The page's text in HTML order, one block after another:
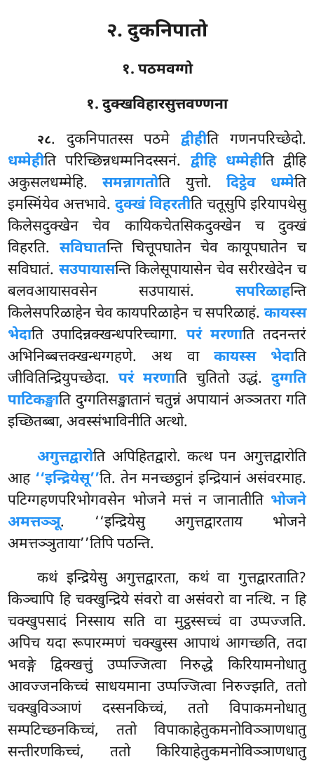
२. दुकनिपातो
१. पठमवग्गो
१. दुक्खविहारसुत्तवण्णना
२८. दुकनिपातस्सपठमेद्वीहीति गणनपरिच्छेदो.
धम्मेहीति परिच्छिन्नधम्मनिदस्सनं. द्वीहि धम्मेहीति द्वीहि
अकुसलधम्मेहि.समन्नागतोति युत्तो. दिट्ठेव धम्मेति
इमस्मिंयेव अत्तभावे.दुक्खं विहरतीति चतूसुपि इरियापथेसु
किलेसदुक्खेन चेव कायिकचेतसिकदुक्खेन च दुक्खं
विहरति. सविघातन्ति चित्तूपघातेन चेव कायूपघातेन च
सविघातं. सउपायासन्ति किलेसूपायासेन चेव सरीरखेदेन च
बलवआयासवसेन सउपायासं. सपरिळाहन्ति
किलेसपरिळाहेन चेव कायपरिळाहेन च सपरिळाहं. कायस्स
भेदाति उपादिन्नक्खन्धपरिच्चागा. परं मरणाति तदनन्तरं
अभिनिब्बत्तक्खन्धग्गहणे. अथ वा कायस्स भेदाति
जीवितिन्द्रियुपच्छेदा.परं मरणाति चुतितो उद्धं. दुग्गति
पाटिकङ्खाति दुग्गतिसङ्खातानं चतुन्नं अपायानं अञ्ञतरा गति
इच्छितब्बा, अवस्संभाविनीति अत्थो.
अगुत्तद्वारोति अपिहितद्वारो. कत्थ पन अगुत्तद्वारोति
आह ‘‘इन्द्रियेसू’’ति. तेन मनच्छट्ठानं इन्द्रियानं असंवरमाह.
पटिग्गहणपरिभोगवसेन भोजने मत्तं न जानातीति भोजने
अमत्तञ्ञू. ‘‘इन्द्रियेसु अगुत्तद्वारताय भोजने
अमत्तञ्ञुताया’’तिपि पठन्ति.
कथं इन्द्रियेसु अगुत्तद्वारता, कथं वा गुत्तद्वारताति?
किञ्चापि हि चक्खुन्द्रिये संवरो वा असंवरो वा नत्थि. न हि
चक्खुपसादं निस्साय सति वा मुट्ठस्सच्चं वा उप्पज्जति.
अपिच यदा रूपारम्मणं चक्खुस्स आपाथं आगच्छति, तदा
भवङ्गे द्विक्खत्तुं उप्पज्जित्वा निरुद्धे किरियामनोधातु
आवज्जनकिच्चं साधयमाना उप्पज्जित्वा निरुज्झति, ततो
चक्खुविञ्ञाणं दस्सनकिच्चं, ततो विपाकमनोधातु
सम्पटिच्छनकिच्चं, ततो विपाकाहेतुकमनोविञ्ञाणधातु
सन्तीरणकिच्चं, ततो किरियाहेतुकमनोविञ्ञाणधातु